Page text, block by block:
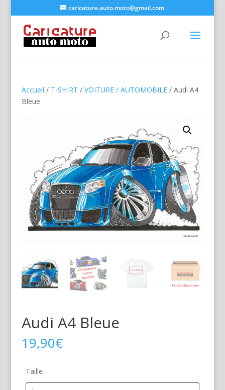
caricature.auto.moto@gmail.com
Accueil / T-SHIRT / VOITURE / AUTOMOBILE/ Audi A4
Bleue
Audi A4 Bleue
19,90€
Taille